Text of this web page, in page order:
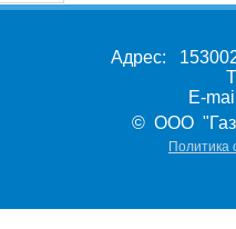
Адрес:
E-
© ООО
Политика